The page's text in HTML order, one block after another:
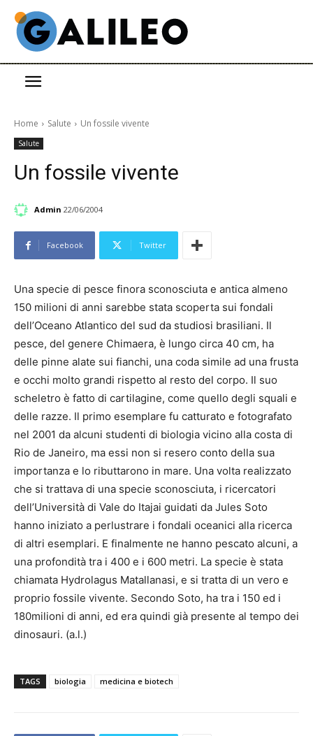
Home Salute Un fossile vivente
Salute
Un fossile vivente
Admin 22/06/2004
Facebook Twitter
Una specie di pesce finora sconosciuta e antica almeno
150 milioni di anni sarebbe stata scoperta sui fondali
dell’Oceano Atlantico del sud da studiosi brasiliani. Il
pesce, del genere Chimaera, è lungo circa 40 cm, ha
delle pinne alate sui fianchi, una coda simile ad una frusta
e occhi molto grandi rispetto al resto del corpo. Il suo
scheletro è fatto di cartilagine, come quello degli squali e
delle razze. Il primo esemplare fu catturato e fotografato
nel 2001 da alcuni studenti di biologia vicino alla costa di
Rio de Janeiro, ma essi non si resero conto della sua
importanza e lo ributtarono in mare. Una volta realizzato
che si trattava di una specie sconosciuta, i ricercatori
dell’Università di Vale do Itajai guidati da Jules Soto
hanno iniziato a perlustrare i fondali oceanici alla ricerca
di altri esemplari. E finalmente ne hanno pescato alcuni, a
una profondità tra i 400 e i 600 metri. La specie è stata
chiamata Hydrolagus Matallanasi, e si tratta di un vero e
proprio fossile vivente. Secondo Soto, ha tra i 150 ed i
180milioni di anni, ed era quindi già presente al tempo dei
dinosauri. (a.l.)
TAGS biologia medicina e biotech